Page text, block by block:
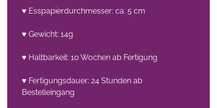
♥ Esspapierdurchmesser: ca. 5 cm
♥ Gewicht: 14g
♥ Haltbarkeit: 10 Wochen ab Fertigung
♥ Fertigungsdauer: 24 Stunden ab
Bestelleingang